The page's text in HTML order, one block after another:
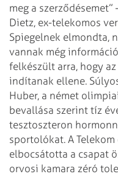
meg a
Dietz, ex-telekomos
Spiegelnek elmondta,
vannak még
felkészült arra, hogy
indítanak ellene.
Huber, a német
bevallása szerint tíz
tesztoszteron
sportolókat. A
elbocsátotta a csapat
orvosi kamara zéró